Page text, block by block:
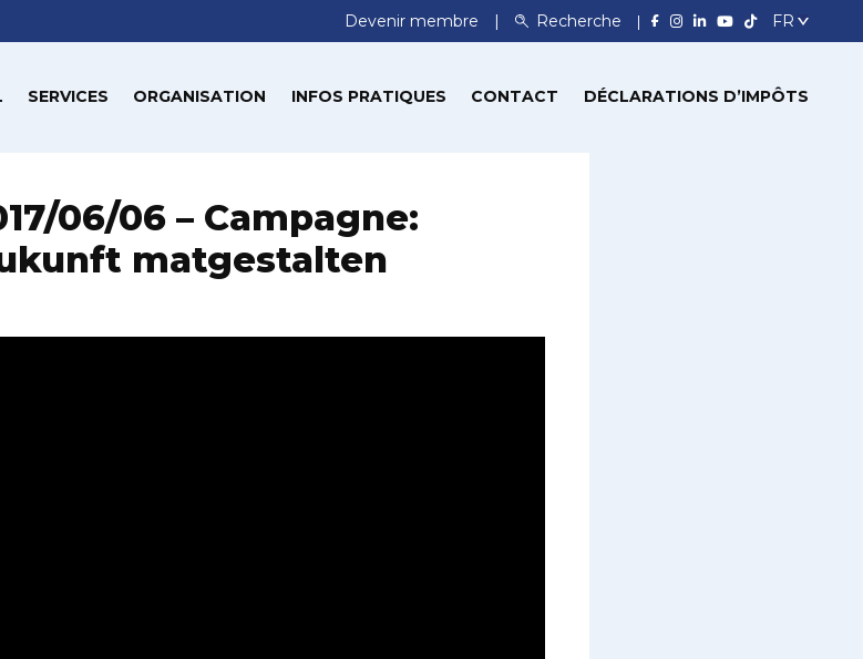
Devenir membre Recherche
SERVICES ORGANISATION INFOS PRATIQUES CONTACT DÉCLARATIONS D’IMPÔTS
06/06 – Campagne:
matgestalten